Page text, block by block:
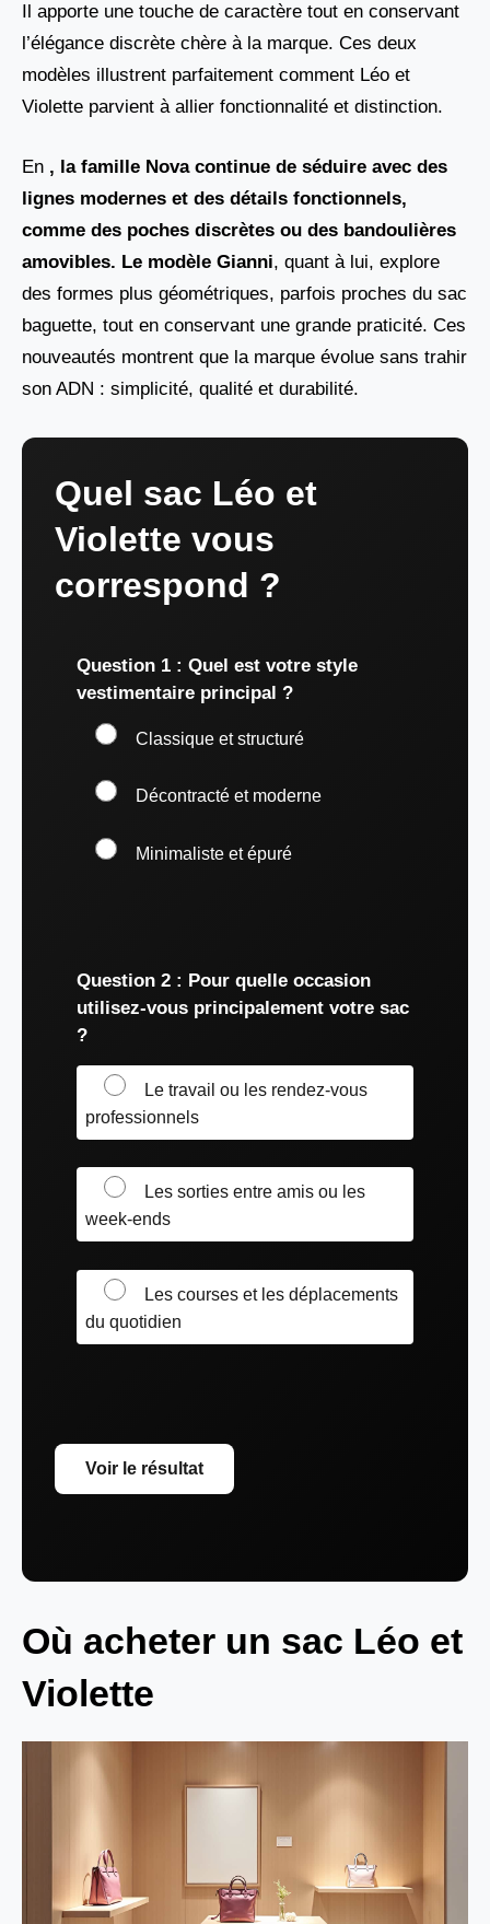
Il apporte une touche de caractère tout en conservant
l’élégance discrète chère à la marque. Ces deux
modèles illustrent parfaitement comment Léo et
Violette parvient à allier fonctionnalité et distinction.
En , la famille Novacontinue de séduire avec des
lignes modernes et des détails fonctionnels,
comme des poches discrètes ou des bandoulières
amovibles. Le modèle Gianni, quant à lui, explore
des formes plus géométriques, parfois proches du sac
baguette, tout en conservant une grande praticité. Ces
nouveautés montrent que la marque évolue sans trahir
son ADN : simplicité, qualité et durabilité.
Quel sac Léo et
Violette vous
correspond ?
Question 1 : Quel est votre style
vestimentaire principal ?
Classique et structuré
Décontracté et moderne
Minimaliste et épuré
Question 2 : Pour quelle occasion
utilisez-vous principalement votre sac
?
Le travail ou les rendez-vous
professionnels
Les sorties entre amis ou les
week-ends
Les courses et les déplacements
du quotidien
Voir le résultat
Où acheter un sac Léo et
Violette